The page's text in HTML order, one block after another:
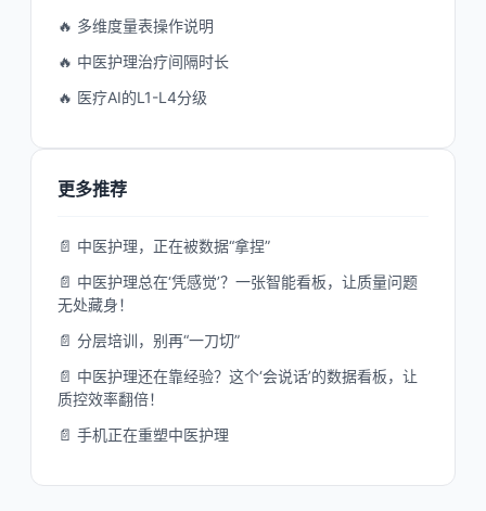
🔥 多维度量表操作说明
🔥 中医护理治疗间隔时长
🔥 医疗AI的L1-L4分级
更多推荐
📄 中医护理，正在被数据“拿捏”
📄 中医护理总在‘凭感觉’？一张智能看板，让质量问题
无处藏身！
📄 分层培训，别再“一刀切”
📄 中医护理还在靠经验？这个‘会说话’的数据看板，让
质控效率翻倍！
📄 手机正在重塑中医护理